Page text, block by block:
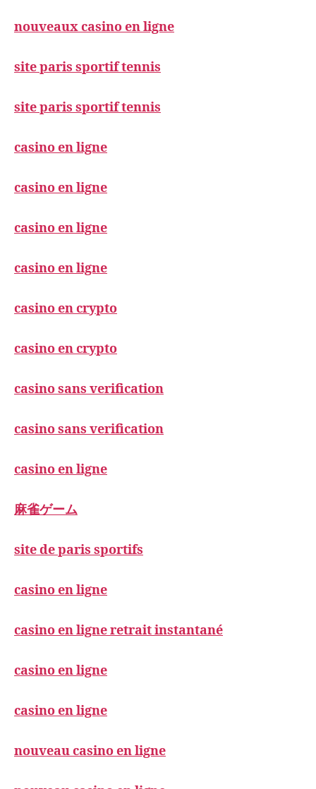
nouveaux casino en ligne
site paris sportif tennis
site paris sportif tennis
casino en ligne
casino en ligne
casino en ligne
casino en ligne
casino en crypto
casino en crypto
casino sans verification
casino sans verification
casino en ligne
麻雀ゲーム
site de paris sportifs
casino en ligne
casino en ligne retrait instantané
casino en ligne
casino en ligne
nouveau casino en ligne